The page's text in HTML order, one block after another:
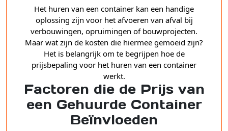
Het huren van een container kan een handige
oplossing zijn voor het afvoeren van afval bij
verbouwingen, opruimingen of bouwprojecten.
Maar wat zijn de kosten die hiermee gemoeid zijn?
Het is belangrijk om te begrijpen hoe de
prijsbepaling voor het huren van een container
werkt.
Factoren die de Prijs van
een Gehuurde Container
Beïnvloeden